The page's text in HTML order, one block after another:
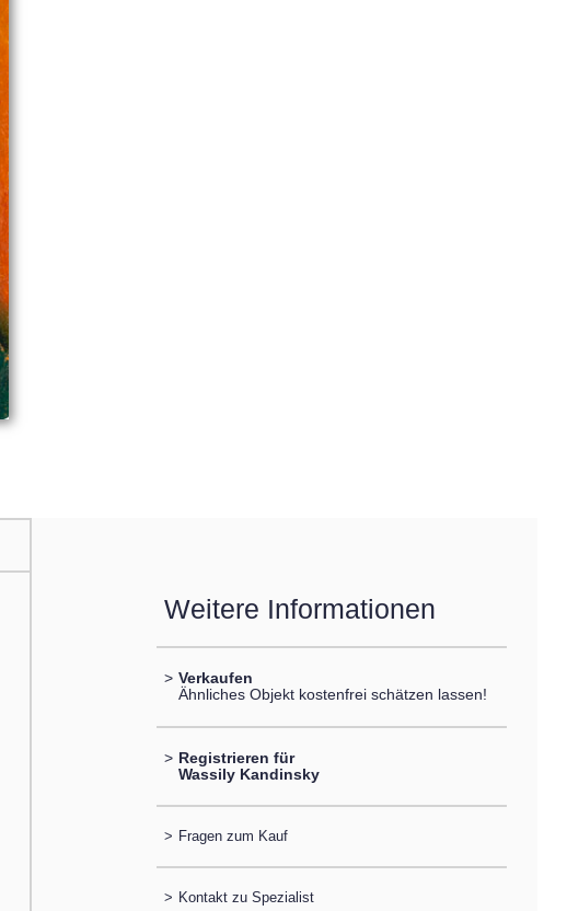
Weitere Informationen
> Verkaufen
Ähnliches Objekt kostenfrei schätzen lassen!
> Registrieren für
Wassily Kandinsky
> Fragen zum Kauf
> Kontakt zu Spezialist